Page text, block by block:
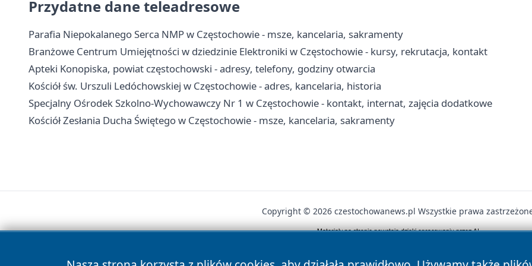
Przydatne dane teleadresowe
Parafia Niepokalanego Serca NMP w Częstochowie - msze, kancelaria, sakramenty
Branżowe Centrum Umiejętności w dziedzinie Elektroniki w Częstochowie - kursy, rekrutacja, kontakt
Apteki Konopiska, powiat częstochowski - adresy, telefony, godziny otwarcia
Kościół św. Urszuli Ledóchowskiej w Częstochowie - adres, kancelaria, historia
Specjalny Ośrodek Szkolno-Wychowawczy Nr 1 w Częstochowie - kontakt, internat, zajęcia dodatkowe
Kościół Zesłania Ducha Świętego w Częstochowie - msze, kancelaria, sakramenty
Copyright © 2026 czestochowanews.pl Wszystkie prawa